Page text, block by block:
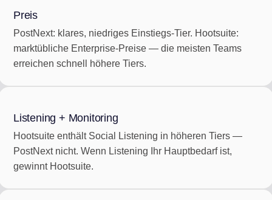
Preis
PostNext: klares, niedriges Einstiegs-Tier. Hootsuite:
marktübliche Enterprise-Preise — die meisten Teams
erreichen schnell höhere Tiers.
Listening + Monitoring
Hootsuite enthält Social Listening in höheren Tiers —
PostNext nicht. Wenn Listening Ihr Hauptbedarf ist,
gewinnt Hootsuite.